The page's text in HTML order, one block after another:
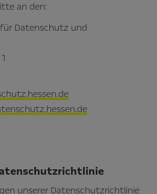
an den:
Datenschutz und
unserer Datenschutzrichtlinie